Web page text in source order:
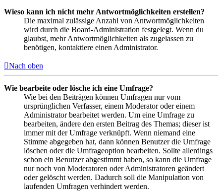
Wieso kann ich nicht mehr Antwortmöglichkeiten erstellen?
Die maximal zulässige Anzahl von Antwortmöglichkeiten
wird durch die Board-Administration festgelegt. Wenn du
glaubst, mehr Antwortmöglichkeiten als zugelassen zu
benötigen, kontaktiere einen Administrator.
Nach oben
Wie bearbeite oder lösche ich eine Umfrage?
Wie bei den Beiträgen können Umfragen nur vom
ursprünglichen Verfasser, einem Moderator oder einem
Administrator bearbeitet werden. Um eine Umfrage zu
bearbeiten, ändere den ersten Beitrag des Themas; dieser ist
immer mit der Umfrage verknüpft. Wenn niemand eine
Stimme abgegeben hat, dann können Benutzer die Umfrage
löschen oder die Umfrageoption bearbeiten. Sollte allerdings
schon ein Benutzer abgestimmt haben, so kann die Umfrage
nur noch von Moderatoren oder Administratoren geändert
oder gelöscht werden. Dadurch soll die Manipulation von
laufenden Umfragen verhindert werden.